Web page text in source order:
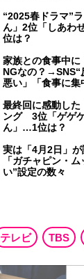
“2025春ドラマ”
ん」2位「しあわ
位は？
家族との食事中に
NGなの？→SNS“
悪い」「食事に集
最終回に感動し
ング 3位「ゲゲ
ん」…1位は？
実は「4月2日」
「ガチャピン・
い”設定の数々
テレビ TBS